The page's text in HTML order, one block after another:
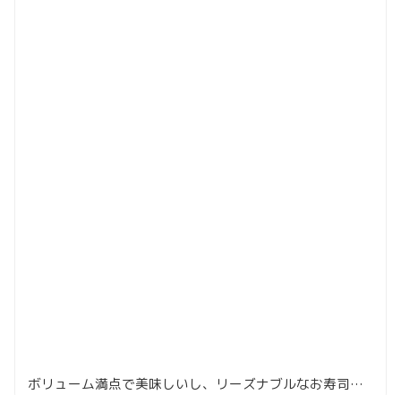
ボリューム満点で美味しいし、リーズナブルなお寿司「赤坂 鮨葵」